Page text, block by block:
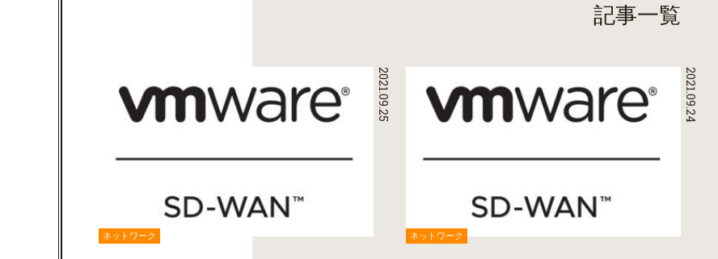
記事一覧
2021.09.25
ネットワーク
2021.09.24
ネットワーク